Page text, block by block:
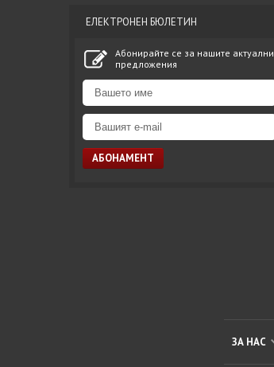
ЕЛЕКТРОНЕН БЮЛЕТИН
Абонирайте се за нашите актуални
предложения
ЗА НАС